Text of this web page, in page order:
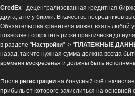
CredEx - децентрализованная кредитная
друга, а не у биржи. В качестве посредников
Обязательства хранителя может взять любой
позволяет сократить риски практически до
в разделе "Настройки" -> "ПЛАТЕЖНЫЕ
назад, так что нужная сумма должна всегда
времени воскресенья и должны быть
После регистрации на бонусный счёт
прибыль от которого зачислиться на